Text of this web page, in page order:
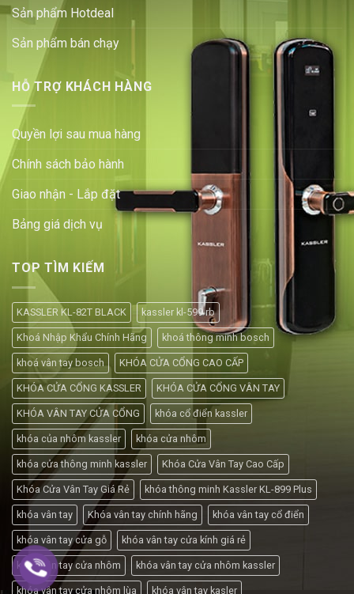
Sản phẩm Hotdeal
Sản phẩm bán chạy
HỖ TRỢ KHÁCH HÀNG
Quyền lợi sau mua hàng
Chính sách bảo hành
Giao nhận - Lắp đặt
Bảng giá dịch vụ
TOP TÌM KIẾM
KASSLER KL-82T BLACK kassler kl-599 rb
Khoá Nhập Khẩu Chính Hãng khoá thông minh bosch
khoá vân tay bosch KHÓA CỬA CỔNG CAO CẤP
KHÓA CỬA CỔNG KASSLER KHÓA CỬA CỔNG VÂN TAY
KHÓA VÂN TAY CỬA CỔNG khóa cổ điển kassler
khóa của nhôm kassler khóa cửa nhôm
khóa cửa thông minh kassler Khóa Cửa Vân Tay Cao Cấp
Khóa Cửa Vân Tay Giá Rẻ khóa thông minh Kassler KL-899 Plus
khóa vân tay Khóa vân tay chính hãng khóa vân tay cổ điển
khóa vân tay cửa gỗ khóa vân tay cửa kính giá rẻ
khóa vân tay cửa nhôm khóa vân tay cửa nhôm kassler
khóa vân tay cửa nhôm lùa khóa vân tay kasler